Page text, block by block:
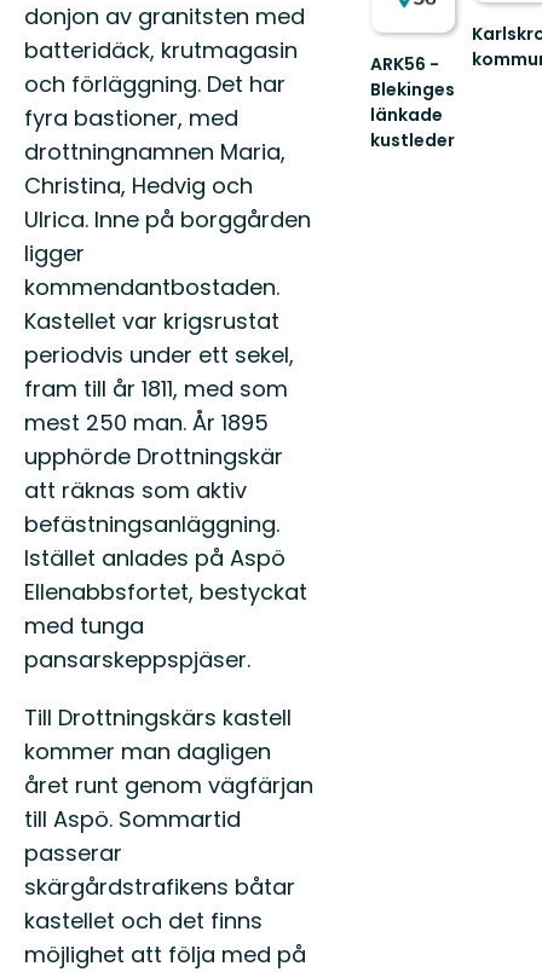
donjon av granitsten med
batteridäck, krutmagasin
och förläggning. Det har
fyra bastioner, med
drottningnamnen Maria,
Christina, Hedvig och
Ulrica. Inne på borggården
ligger
kommendantbostaden.
Kastellet var krigsrustat
periodvis under ett sekel,
fram till år 1811, med som
mest 250 man. År 1895
upphörde Drottningskär
att räknas som aktiv
befästningsanläggning.
Istället anlades på Aspö
Ellenabbsfortet, bestyckat
med tunga
pansarskeppspjäser.
Till Drottningskärs kastell
kommer man dagligen
året runt genom vägfärjan
till Aspö. Sommartid
passerar
skärgårdstrafikens båtar
kastellet och det finns
möjlighet att följa med på
ARK56 -
Blekinges
länkade
kustleder